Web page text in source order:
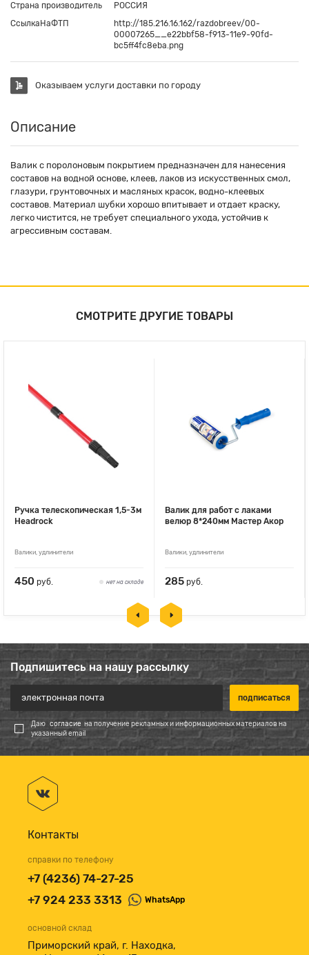
Страна производитель
РОССИЯ
СсылкаНаФТП
http://185.216.16.162/razdobreev/00-
00007265__e22bbf58-f913-11e9-90fd-
bc5ff4fc8eba.png
Оказываем услуги доставки по городу
Описание
Валик с поролоновым покрытием предназначен для нанесения
составов на водной основе, клеев, лаков из искусственных смол,
глазури, грунтовочных и масляных красок, водно-клеевых
составов. Материал шубки хорошо впитывает и отдает краску,
легко чистится, не требует специального ухода, устойчив к
агрессивным составам.
СМОТРИТЕ ДРУГИЕ ТОВАРЫ
Ручка телескопическая 1,5-3м
Headrock
Валики, удлинители
450 руб. нет на складе
Валик для работ с лаками
велюр 8*240мм Мастер Акор
Валики, удлинители
285 руб.
Подпишитесь на нашу рассылку
Даю согласие на получение рекламных и информационных материалов на
указанный email
Контакты
справки по телефону
+7 (4236) 74-27-25
+7 924 233 3313
WhatsApp
основной склад
Приморский край, г. Находка,